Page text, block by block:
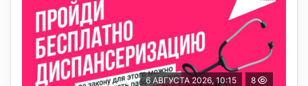
6 АВГУСТА 2026, 10:15 8